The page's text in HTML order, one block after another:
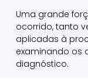
Uma grande
ocorrido, tanto
aplicadas à
examinando os
diagnóstico.